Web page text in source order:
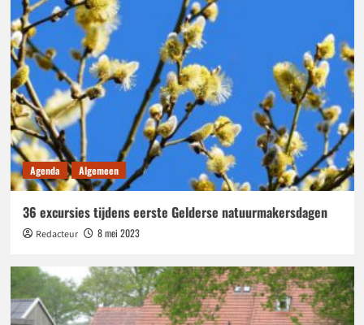
Agenda Algemeen
36 excursies tijdens eerste Gelderse natuurmakersdagen
Redacteur 8 mei 2023